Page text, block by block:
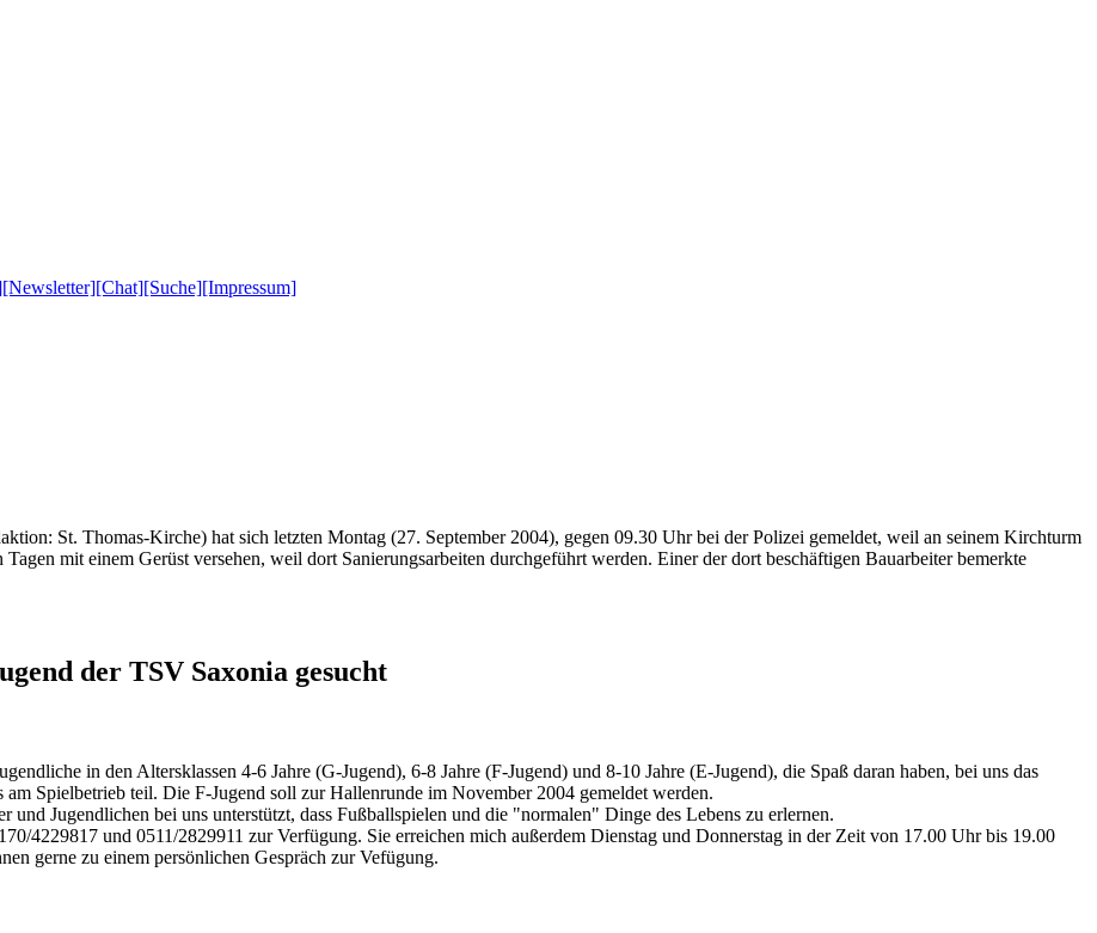
[Newsletter][Chat][Suche][Impressum]
St. Thomas-Kirche) hat sich letzten Montag (27. September 2004), gegen 09.30 Uhr bei der Polizei gemeldet, weil an seinem Kirchturm
mit einem Gerüst versehen, weil dort Sanierungsarbeiten durchgeführt werden. Einer der dort beschäftigen Bauarbeiter bemerkte
der TSV Saxonia gesucht
in den Altersklassen 4-6 Jahre (G-Jugend), 6-8 Jahre (F-Jugend) und 8-10 Jahre (E-Jugend), die Spaß daran haben, bei uns das
Spielbetrieb teil. Die F-Jugend soll zur Hallenrunde im November 2004 gemeldet werden.
Jugendlichen bei uns unterstützt, dass Fußballspielen und die "normalen" Dinge des Lebens zu erlernen.
4229817 und 0511/2829911 zur Verfügung. Sie erreichen mich außerdem Dienstag und Donnerstag in der Zeit von 17.00 Uhr bis 19.00
gerne zu einem persönlichen Gespräch zur Vefügung.